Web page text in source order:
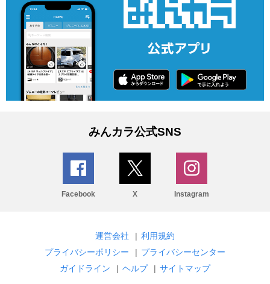
みんカラ公式SNS
Facebook X Instagram
運営会社 | 利用規約
プライバシーポリシー
| プライバシーセンター
ガイドライン
| ヘルプ | サイトマップ